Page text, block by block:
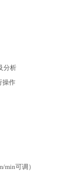
分析
操作
min可调）